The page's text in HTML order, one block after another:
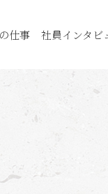
仕事 社員インタビ